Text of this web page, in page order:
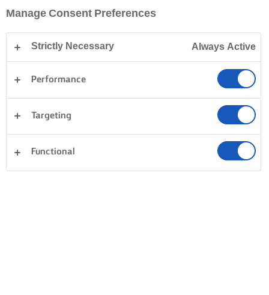
Manage Consent Preferences
Strictly Necessary Always Active
Performance
Targeting
Functional